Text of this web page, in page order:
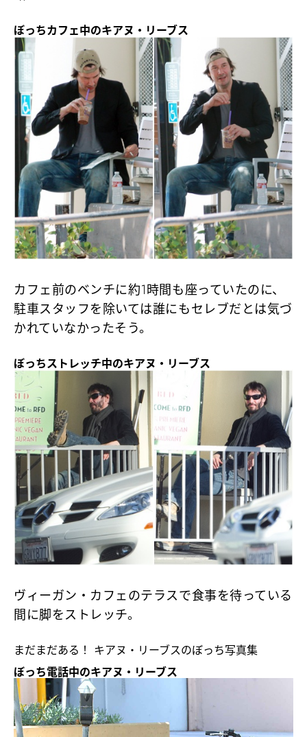
ぼっちカフェ中のキアヌ・リーブス
カフェ前のベンチに約1時間も座っていたのに、
駐車スタッフを除いては誰にもセレブだとは気づ
かれていなかったそう。
ぼっちストレッチ中のキアヌ・リーブス
ヴィーガン・カフェのテラスで食事を待っている
間に脚をストレッチ。
まだまだある！ キアヌ・リーブスのぼっち写真集
ぼっち電話中のキアヌ・リーブス